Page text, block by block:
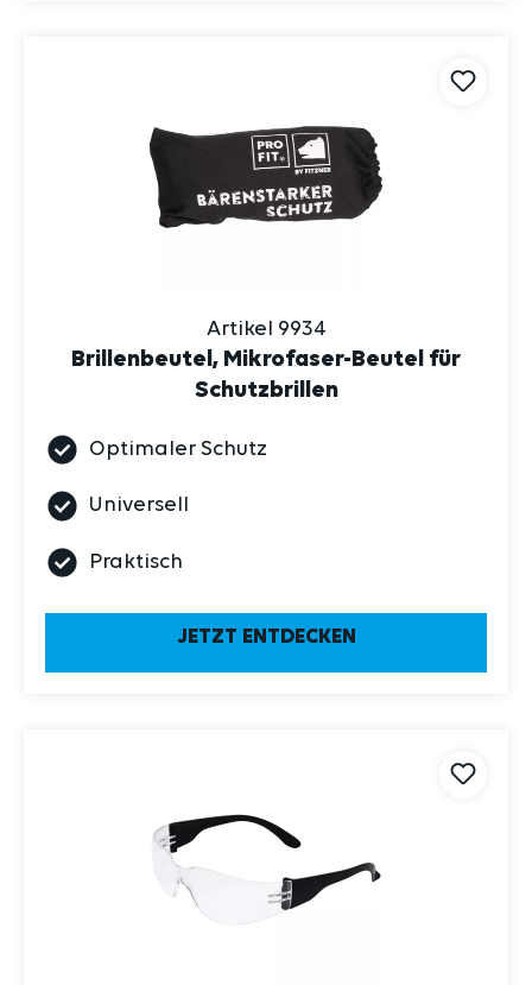
Artikel 9934
Brillenbeutel, Mikrofaser-Beutel für
Schutzbrillen
Optimaler Schutz
Universell
Praktisch
JETZT ENTDECKEN